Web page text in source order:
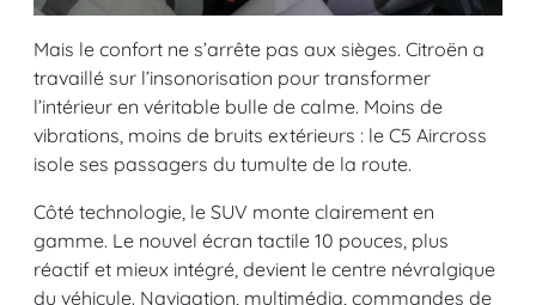
Mais le confort ne s’arrête pas aux sièges. Citroën a
travaillé sur l’insonorisation pour transformer
l’intérieur en véritable bulle de calme. Moins de
vibrations, moins de bruits extérieurs : le C5 Aircross
isole ses passagers du tumulte de la route.
Côté technologie, le SUV monte clairement en
gamme. Le nouvel écran tactile 10 pouces, plus
réactif et mieux intégré, devient le centre névralgique
du véhicule. Navigation, multimédia, commandes de